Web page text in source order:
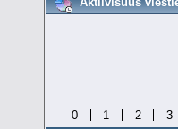
0 1 2 3